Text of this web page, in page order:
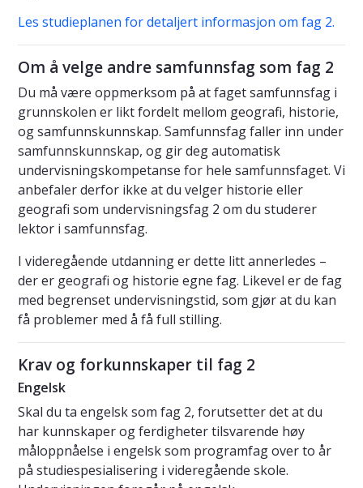
Les studieplanen for detaljert informasjon om fag 2.
Om å velge andre samfunnsfag som fag 2
Du må være oppmerksom på at faget samfunnsfag i
grunnskolen er likt fordelt mellom geografi, historie,
og samfunnskunnskap. Samfunnsfag faller inn under
samfunnskunnskap, og gir deg automatisk
undervisningskompetanse for hele samfunnsfaget. Vi
anbefaler derfor ikke at du velger historie eller
geografi som undervisningsfag 2 om du studerer
lektor i samfunnsfag.
I videregående utdanning er dette litt annerledes –
der er geografi og historie egne fag. Likevel er de fag
med begrenset undervisningstid, som gjør at du kan
få problemer med å få full stilling.
Krav og forkunnskaper til fag 2
Engelsk
Skal du ta engelsk som fag 2, forutsetter det at du
har kunnskaper og ferdigheter tilsvarende høy
måloppnåelse i engelsk som programfag over to år
på studiespesialisering i videregående skole.